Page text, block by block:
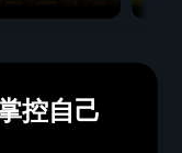
控自己